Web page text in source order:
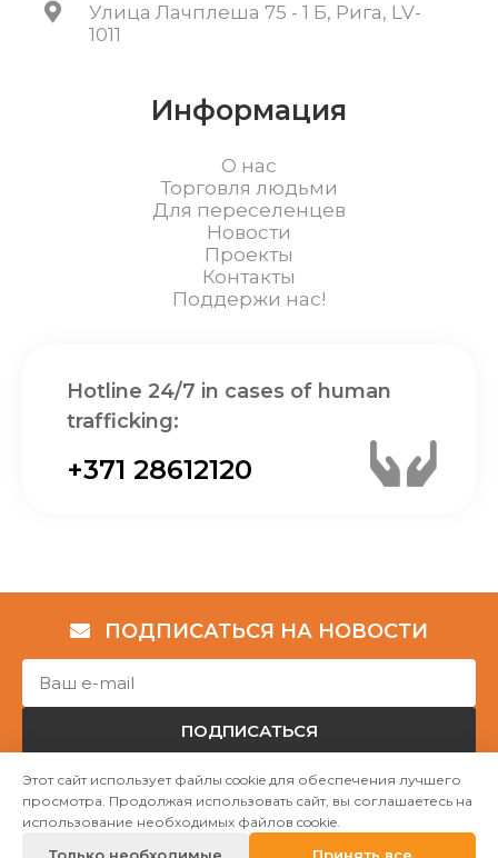
Улица Лачплеша 75 - 1 Б, Рига, LV-
1011
Информация
О нас
Торговля людьми
Для переселенцев
Новости
Проекты
Контакты
Поддержи нас!
Hotline 24/7 in cases of human
trafficking:
+371 28612120
ПОДПИСАТЬСЯ НА НОВОСТИ
ПОДПИСАТЬСЯ
Авторские права © НГО „Убежище "Надёжный дом""
Этот сайт использует файлы cookie для обеспечения лучшего
просмотра. Продолжая использовать сайт, вы соглашаетесь на
использование необходимых файлов cookie.